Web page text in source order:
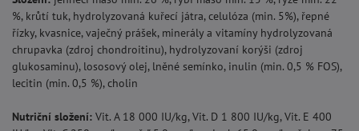
%, krůtí tuk, hydrolyzovaná kuřecí játra, celulóza (min. 5%), řepné
řízky, kvasnice, vaječný prášek, minerály a vitamíny hydrolyzovaná
chrupavka (zdroj chondroitinu), hydrolyzovaní korýši (zdroj
glukosaminu), lososový olej, lněné semínko, inulin (min. 0,5 % FOS),
lecitin (min. 0,5 %), cholin
Nutriční složení: Vit. A 18 000 IU/kg, Vit. D 1 800 IU/kg, Vit. E 400